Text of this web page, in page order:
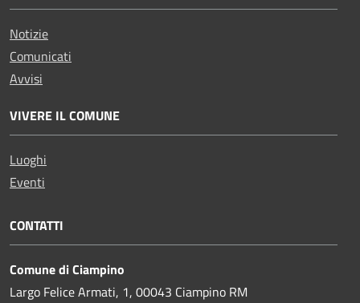
Notizie
Comunicati
Avvisi
VIVERE IL COMUNE
Luoghi
Eventi
CONTATTI
Comune di Ciampino
Largo Felice Armati, 1, 00043 Ciampino RM